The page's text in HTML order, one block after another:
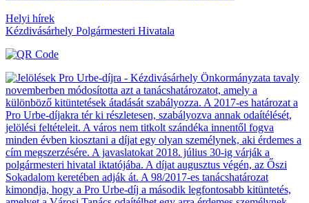
Helyi hírek
Kézdivásárhely Polgármesteri Hivatala